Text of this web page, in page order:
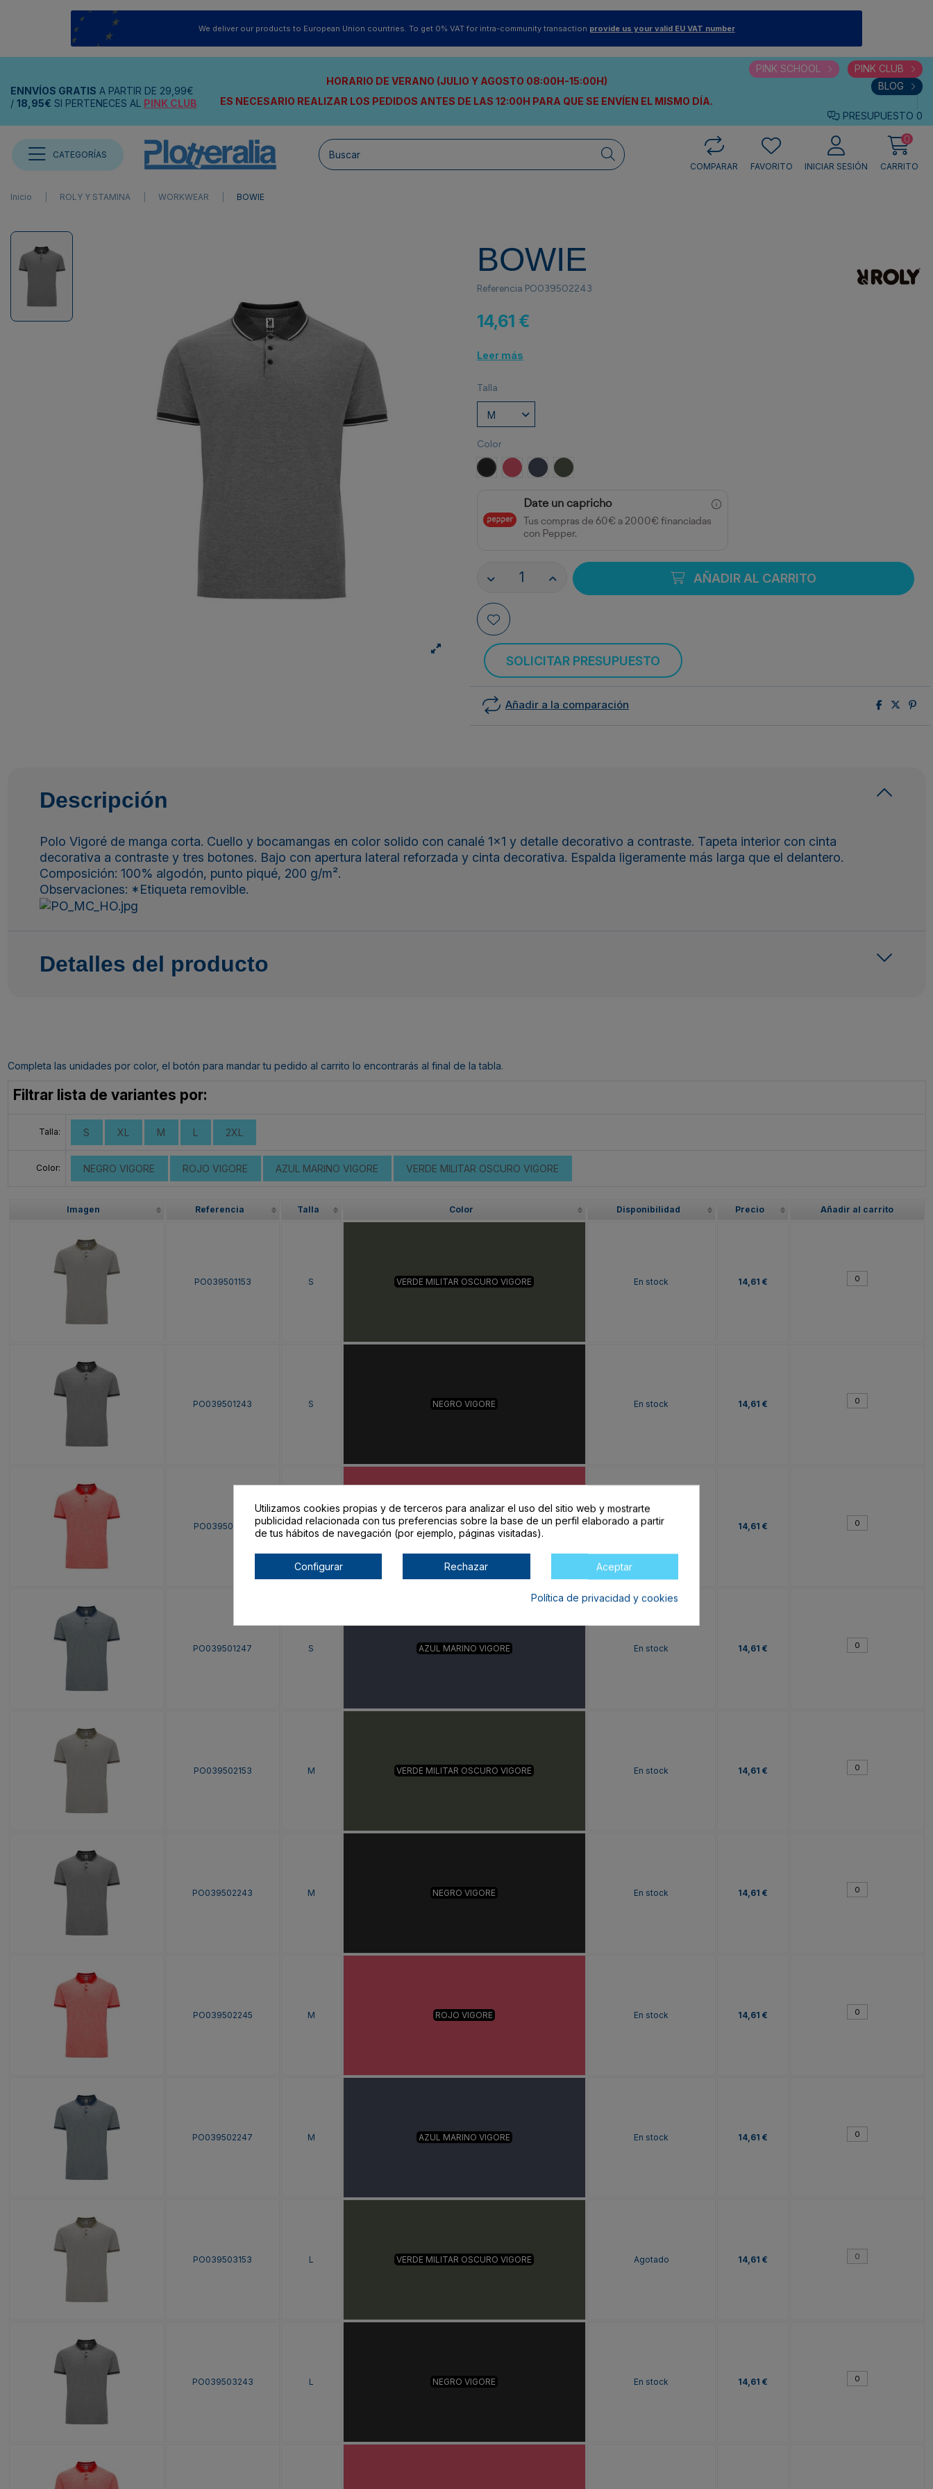
We deliver our products to European Union countries. To get 0% VAT for intra-community transaction provide us your valid EU VAT number
ENNVÍOS GRATIS A PARTIR DE 29,99€
/ 18,95€ SI PERTENECES AL PINK CLUB
HORARIO DE VERANO (JULIO Y AGOSTO 08:00H-15:00H)
ES NECESARIO REALIZAR LOS PEDIDOS ANTES DE LAS 12:00H PARA QUE SE ENVÍEN EL MISMO DÍA.
PINK SCHOOL
PINK CLUB
BLOG
PRESUPUESTO 0
CATEGORÍAS
COMPARAR
FAVORITO INICIAR SESIÓN
0
CARRITO
Inicio ROLY Y STAMINA WORKWEAR BOWIE
BOWIE
Referencia PO039502243
14,61 €
Leer más
Talla
Color
NEGRO VIGORE
ROJO VIGORE
AZUL MARINO VIGORE
VERDE MILITAR OSCURO VIGORE
Date un capricho
Tus compras de 60€ a 2000€ financiadas
con Pepper.
AÑADIR AL CARRITO
SOLICITAR PRESUPUESTO
Añadir a la comparación
Descripción
Polo Vigoré de manga corta. Cuello y bocamangas en color solido con canalé 1x1 y detalle decorativo a contraste. Tapeta interior con cinta
decorativa a contraste y tres botones. Bajo con apertura lateral reforzada y cinta decorativa. Espalda ligeramente más larga que el delantero.
Composición: 100% algodón, punto piqué, 200 g/m².
Observaciones: *Etiqueta removible.
Detalles del producto
Completa las unidades por color, el botón para mandar tu pedido al carrito lo encontrarás al final de la tabla.
Filtrar lista de variantes por:
Talla: S XL M L 2XL
Color: NEGRO VIGORE ROJO VIGORE AZUL MARINO VIGORE VERDE MILITAR OSCURO VIGORE
Imagen Referencia Talla Color Disponibilidad Precio Añadir al carrito
PO039501153 S VERDE MILITAR OSCURO VIGORE En stock 14,61 €
PO039501243 S NEGRO VIGORE En stock 14,61 €
PO039501245 S ROJO VIGORE En stock 14,61 €
PO039501247 S AZUL MARINO VIGORE En stock 14,61 €
PO039502153 M VERDE MILITAR OSCURO VIGORE En stock 14,61 €
PO039502243 M NEGRO VIGORE En stock 14,61 €
PO039502245 M ROJO VIGORE En stock 14,61 €
PO039502247 M AZUL MARINO VIGORE En stock 14,61 €
PO039503153 L VERDE MILITAR OSCURO VIGORE Agotado 14,61 €
PO039503243 L NEGRO VIGORE En stock 14,61 €
Utilizamos cookies propias y de terceros para analizar el uso del sitio web y mostrarte
publicidad relacionada con tus preferencias sobre la base de un perfil elaborado a partir
de tus hábitos de navegación (por ejemplo, páginas visitadas).
Configurar Rechazar Aceptar
Política de privacidad y cookies